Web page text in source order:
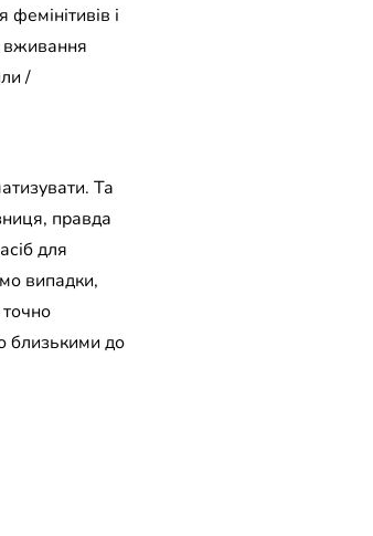
і
вживання
/
Та
правда
для
випадки,
близькими до